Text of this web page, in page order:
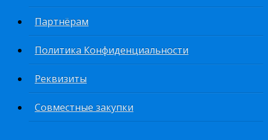
Партнёрам
Политика Конфиденциальности
Реквизиты
Совместные закупки